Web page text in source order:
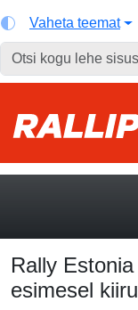
Vaheta teemat
Rally
esimesel